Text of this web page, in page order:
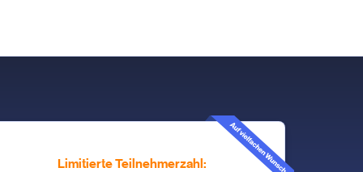
Limitierte Teilnehmerzahl: